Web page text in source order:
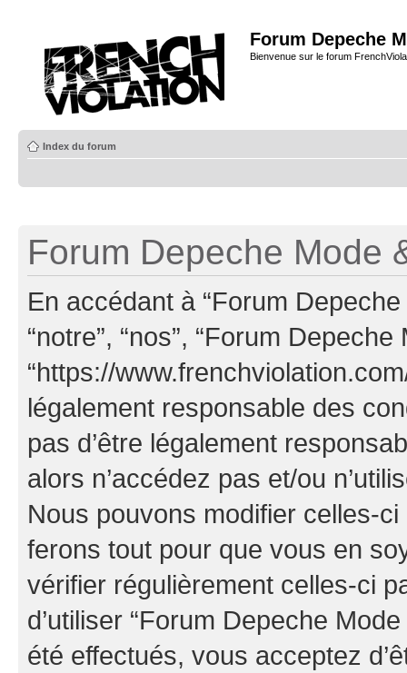
Forum Depeche
Bienvenue sur le forum
Index du forum
Forum Depeche Mode
En accédant à “Forum
“notre”, “nos”, “Forum Depeche
“https://
légalement responsable des
pas d’être légalement
alors n’accédez pas et/ou
Nous pouvons modifier celles-
ferons tout pour que vous en
vérifier régulièrement celles-ci
d’utiliser “Forum Depeche
été effectués, vous acceptez